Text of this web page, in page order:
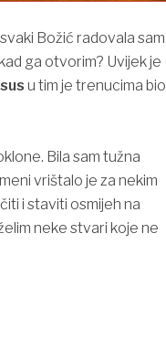
Božić radovala sam
ga otvorim? Uvijek je
u tim je trenucima bio
Bila sam tužna
vrištalo je za nekim
i staviti osmijeh na
neke stvari koje ne